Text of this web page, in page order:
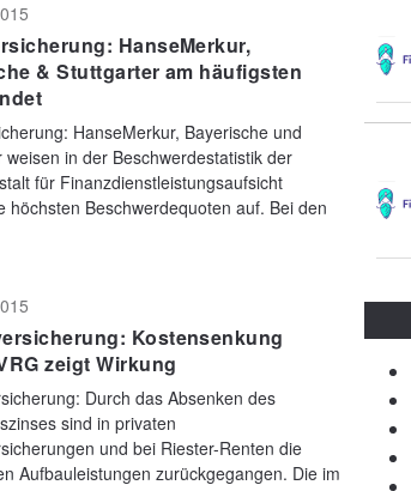
HanseMerkur,
& Stuttgarter am häufigsten
HanseMerkur, Bayerische und
weisen in der Beschwerdestatistik der
für Finanzdienstleistungsaufsicht
höchsten Beschwerdequoten auf. Bei den
Kostensenkung
zeigt Wirkung
Durch das Absenken des
sind in privaten
und bei Riester-Renten die
Aufbauleistungen zurückgegangen. Die im